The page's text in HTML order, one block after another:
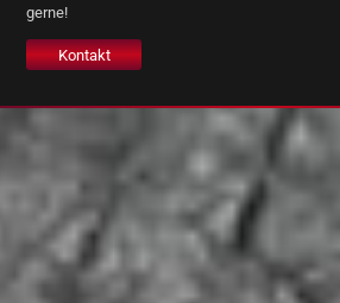
gerne!
Kontakt